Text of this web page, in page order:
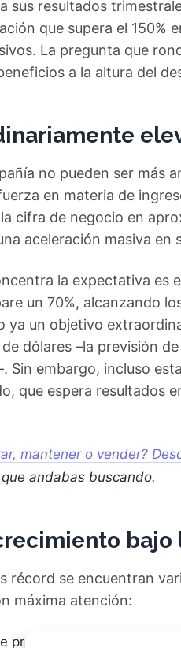
sus resultados
que supera el 150%
La pregunta que
a la altura del
no pueden ser más
en materia de
cifra de negocio en
aceleración masiva en
la expectativa es
un 70%, alcanzando
ya un objetivo
dólares –la previsión
Sin embargo, incluso
que espera resultados
mantener o vender?
andabas buscando.
bajo
récord se encuentran
máxima atención:
prevé un crecimiento del